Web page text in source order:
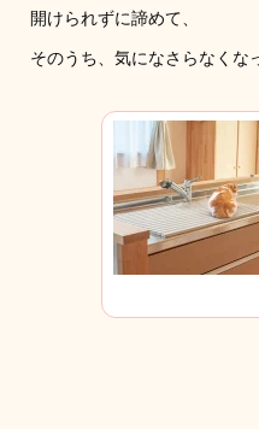
開けられずに諦めて、
そのうち、気になさらなくな